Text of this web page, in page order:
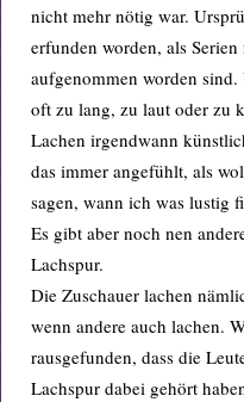
nicht mehr nötig war.
erfunden worden, als
aufgenommen worden
oft zu lang, zu laut oder zu
Lachen irgendwann
das immer angefühlt, als
sagen, wann ich was lustig
Es gibt aber noch nen
Lachspur.
Die Zuschauer lachen
wenn andere auch lachen.
rausgefunden, dass die
Lachspur dabei gehört